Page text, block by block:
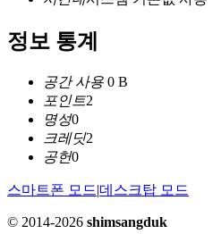
정보 통계
공간 사용 0 B
포인트2
명성0
크레딧2
공헌0
스마트폰 모드|데스크탑 모드
© 2014-2026 shimsangduk